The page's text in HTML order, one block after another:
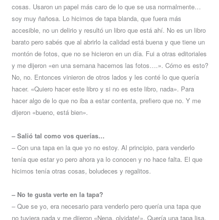
cosas. Usaron un papel más caro de lo que se usa normalmente…
soy muy ñañosa. Lo hicimos de tapa blanda, que fuera más
accesible, no un delirio y resultó un libro que está ahí. No es un libro
barato pero sabés que al abrirlo la calidad está buena y que tiene un
montón de fotos, que no se hicieron en un día. Fui a otras editoriales
y me dijeron «en una semana hacemos las fotos….». Cómo es esto?
No, no. Entonces vinieron de otros lados y les conté lo que quería
hacer. «Quiero hacer este libro y si no es este libro, nada». Para
hacer algo de lo que no iba a estar contenta, prefiero que no. Y me
dijeron «bueno, está bien».
– Salió tal como vos querías…
– Con una tapa en la que yo no estoy. Al principio, para venderlo
tenía que estar yo pero ahora ya lo conocen y no hace falta. El que
hicimos tenía otras cosas, boludeces y regalitos.
– No te gusta verte en la tapa?
– Que se yo, era necesario para venderlo pero quería una tapa que
no tuviera nada y me dijeron «Nena, olvidate!». Quería una tapa lisa,